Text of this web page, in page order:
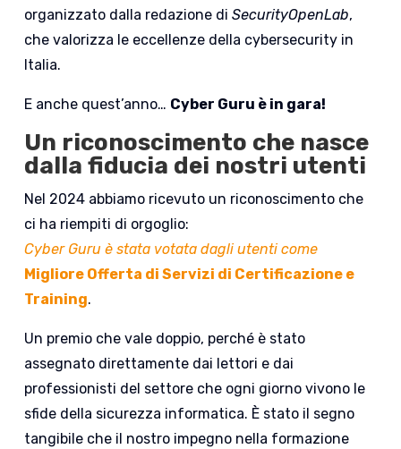
organizzato dalla redazione diSecurityOpenLab,
che valorizza le eccellenze della cybersecurity in
Italia.
E anche quest’anno… Cyber Guru è in gara!
Un riconoscimento che nasce
dalla fiducia dei nostri utenti
Nel 2024 abbiamo ricevuto un riconoscimento che
ci ha riempiti di orgoglio:
Cyber Guru è stata votata dagli utenti come
Migliore Offerta di Servizi di Certificazione e
Training.
Un premio che vale doppio, perché è stato
assegnato direttamente dai lettori e dai
professionisti del settore che ogni giorno vivono le
sfide della sicurezza informatica. È stato il segno
tangibile che il nostro impegno nella formazione